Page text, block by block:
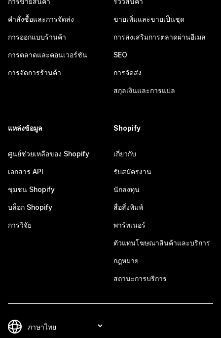
คำสั่งซื้อและการจัดส่ง
การออกแบบร้านค้า
การตลาดและคอนเวอร์ชัน
การจัดการร้านค้า
ขายเพิ่มและขายเป็นชุด
การส่งเสริมการตลาดผ่านอีเมล
SEO
การจัดส่ง
สกุลเงินและการแปล
แหล่งข้อมูล
ศูนย์ช่วยเหลือของ Shopify
เอกสาร API
ชุมชน Shopify
บล็อก Shopify
การวิจัย
Shopify
เกี่ยวกับ
รับสมัครงาน
นักลงทุน
สื่อสิ่งพิมพ์
พาร์ทเนอร์
ตัวแทนโฆษณาสินค้าและบริการ
กฎหมาย
สถานะการบริการ